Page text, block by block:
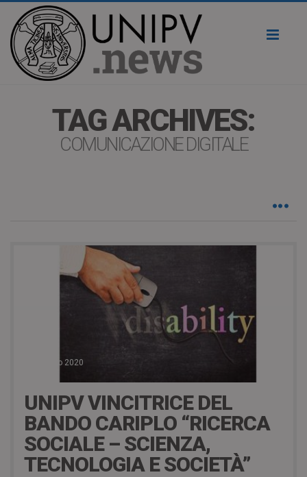
TAG ARCHIVES:
COMUNICAZIONE DIGITALE
1 Gennaio 2020
UNIPV VINCITRICE DEL
BANDO CARIPLO “RICERCA
SOCIALE – SCIENZA,
TECNOLOGIA E SOCIETÀ”